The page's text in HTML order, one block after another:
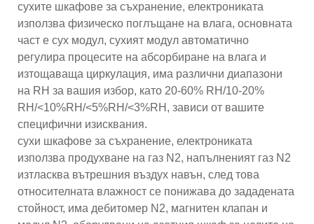
сухите шкафове за съхранение, електрониката
използва физическо поглъщане на влага, основната
част е сух модул, сухият модул автоматично
регулира процесите на абсорбиране на влага и
изтощаваща циркулация, има различни диапазони
на RH за вашия избор, като 20-60% RH/10-20%
RH/<10%RH/<5%RH/<3%RH, зависи от вашите
специфични изисквания.
сухи шкафове за съхранение, електрониката
използва продухване на газ N2, напълненият газ N2
изтласква вътрешния въздух навън, след това
относителната влажност се понижава до зададената
стойност, има дебитомер N2, магнитен клапан и